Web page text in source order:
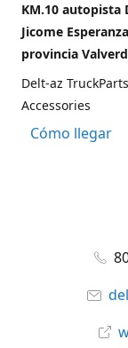
KM.10 autopista
Jicome
provincia
Delt-az
Accessories
Cómo llegar